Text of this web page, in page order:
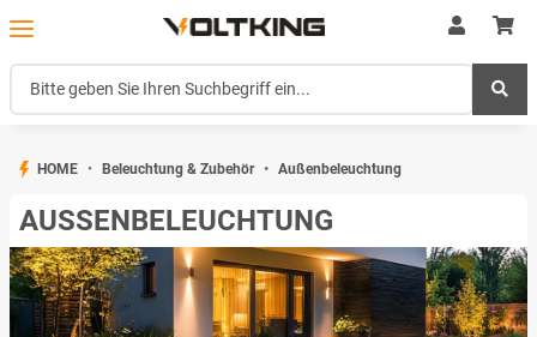
HOME Beleuchtung & Zubehör Außenbeleuchtung
AUSSENBELEUCHTUNG